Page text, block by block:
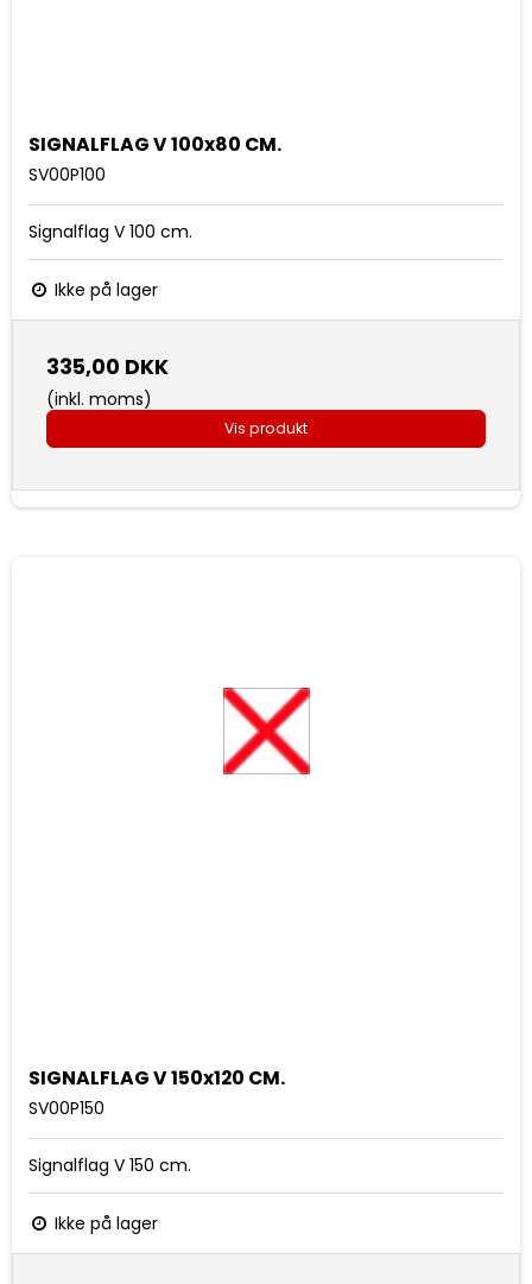
SIGNALFLAG V 100x80 CM.
SV00P100
Signalflag V 100 cm.
Ikke på lager
335,00 DKK
(inkl. moms)
Vis produkt
SIGNALFLAG V 150x120 CM.
SV00P150
Signalflag V 150 cm.
Ikke på lager